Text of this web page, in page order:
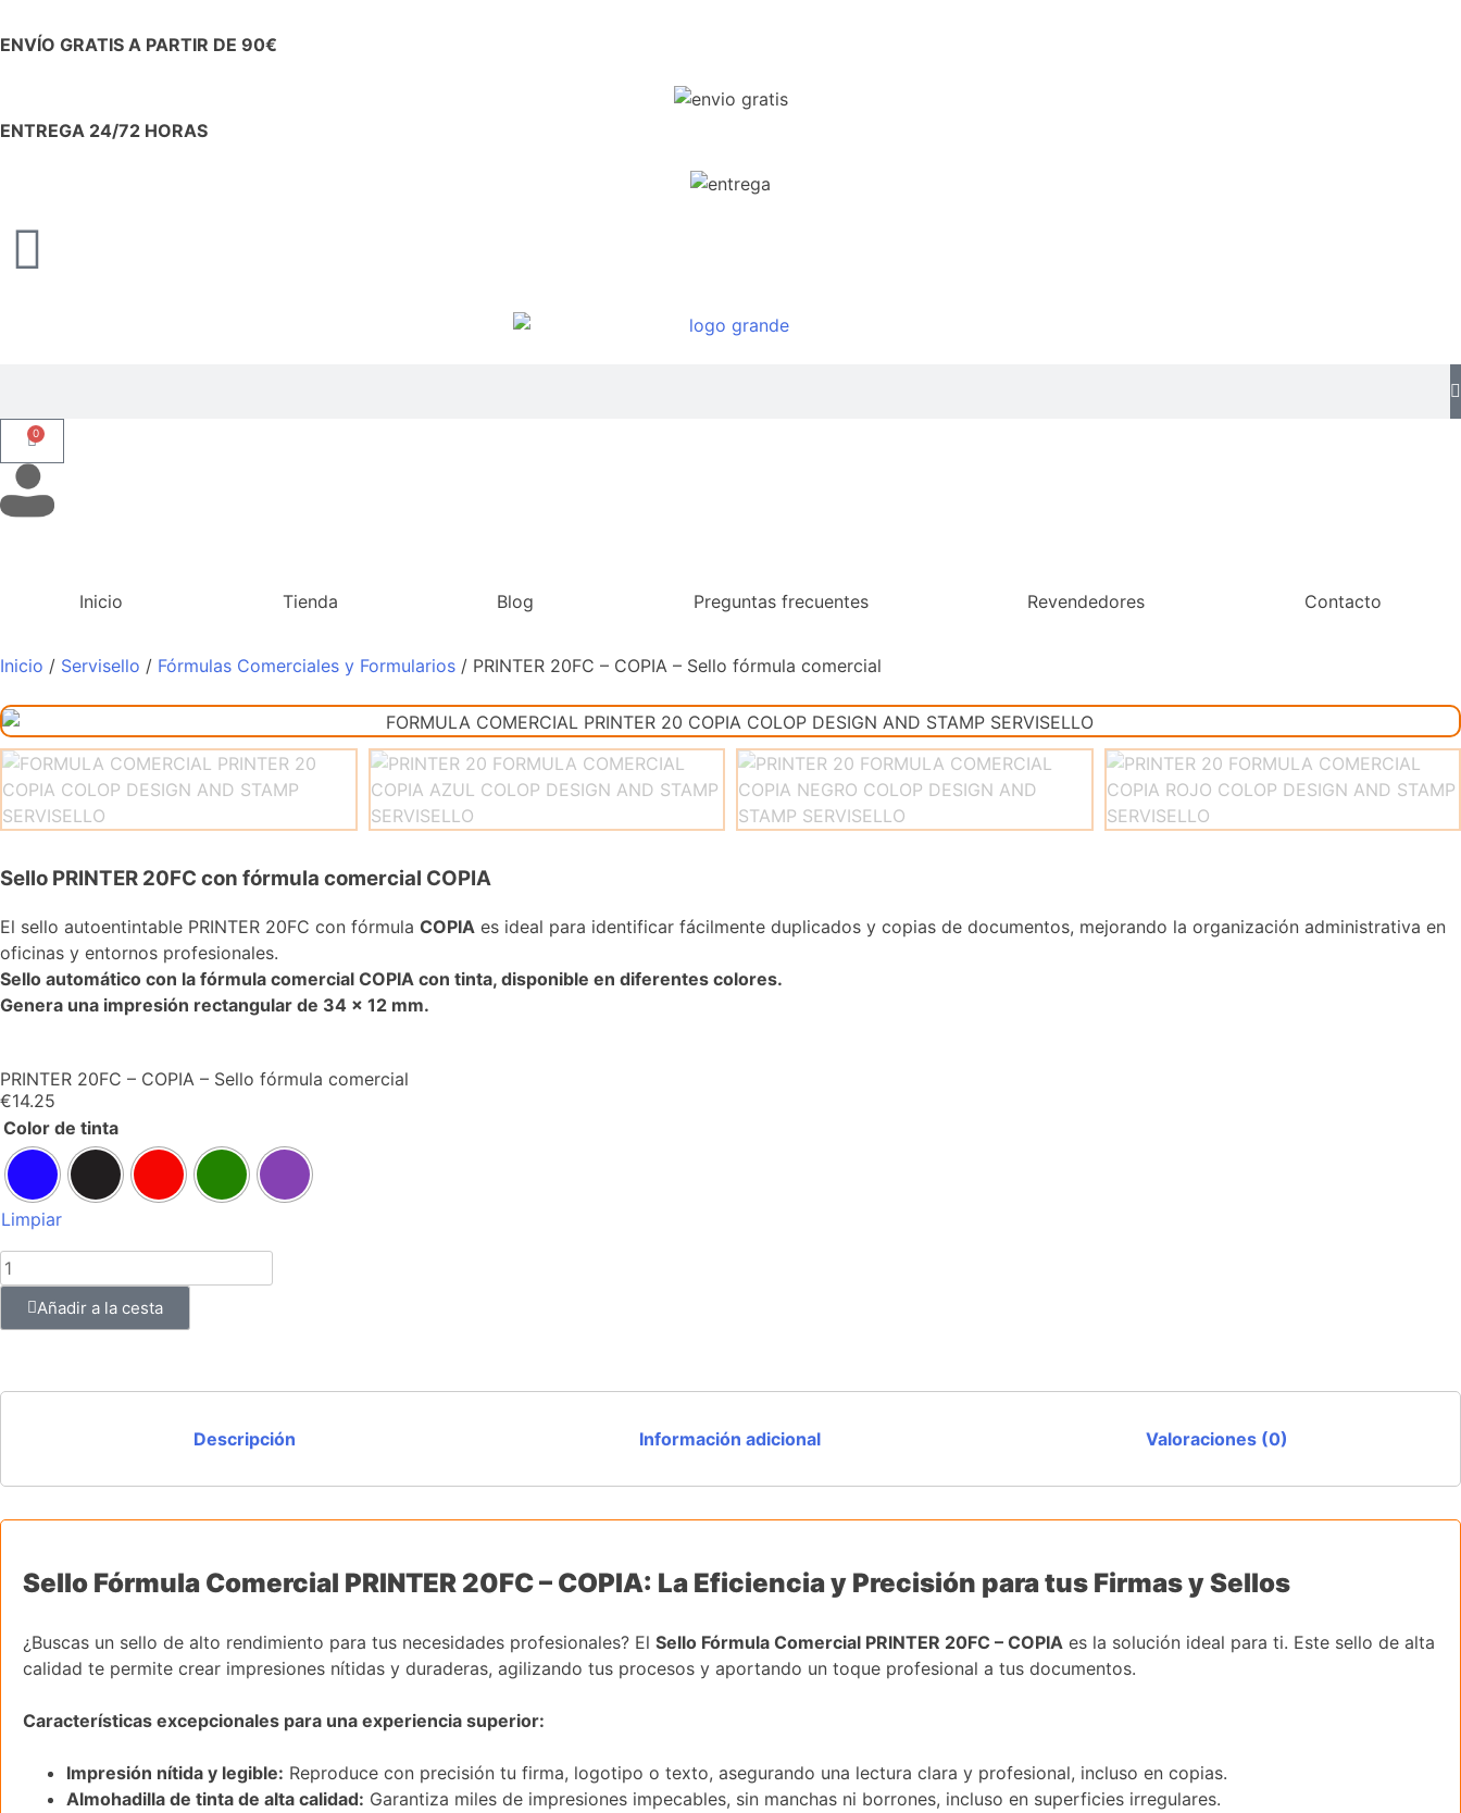
ENVÍO GRATIS A PARTIR DE 90€
ENTREGA 24/72 HORAS
0
Inicio Tienda Blog Preguntas frecuentes Revendedores Contacto
Inicio / Servisello / Fórmulas Comerciales y Formularios / PRINTER 20FC – COPIA – Sello fórmula comercial
Sello PRINTER 20FC con fórmula comercial COPIA
El sello autoentintable PRINTER 20FC con fórmula COPIA es ideal para identificar fácilmente duplicados y copias de documentos, mejorando la organización administrativa en
oficinas y entornos profesionales.
Sello automático con la fórmula comercial COPIA con tinta, disponible en diferentes colores.
Genera una impresión rectangular de 34 x 12 mm.
PRINTER 20FC – COPIA – Sello fórmula comercial
€14.25
Color de tinta
Limpiar
Añadir a la cesta
Descripción Información adicional Valoraciones (0)
Sello Fórmula Comercial PRINTER 20FC – COPIA: La Eficiencia y Precisión para tus Firmas y Sellos
¿Buscas un sello de alto rendimiento para tus necesidades profesionales? El Sello Fórmula Comercial PRINTER 20FC – COPIA es la solución ideal para ti. Este sello de alta
calidad te permite crear impresiones nítidas y duraderas, agilizando tus procesos y aportando un toque profesional a tus documentos.
Características excepcionales para una experiencia superior:
Impresión nítida y legible: Reproduce con precisión tu firma, logotipo o texto, asegurando una lectura clara y profesional, incluso en copias.
Almohadilla de tinta de alta calidad: Garantiza miles de impresiones impecables, sin manchas ni borrones, incluso en superficies irregulares.